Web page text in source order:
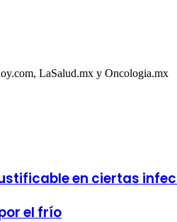
LaSalud.mx y Oncologia.mx
en ciertas
el frío